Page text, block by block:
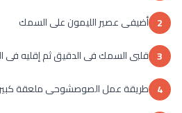
2 أضيفى عصير الليمون على السمك
3 قلبى السمك فى الدقيق ثم إقليه فى
4 طريقة عمل الصوصشوحى ملعقة